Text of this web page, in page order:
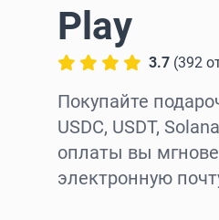
Play
3.7 (392
Покупайте
USDC, USDT,
оплаты вы
электронную